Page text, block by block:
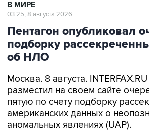
В МИРЕ
03:25, 8 августа 2026
Пентагон опубликовал
подборку
об НЛО
Москва. 8 августа.
разместил на своем сайте
пятую по счету подборку
американских данных о
аномальных явлениях (UAP).